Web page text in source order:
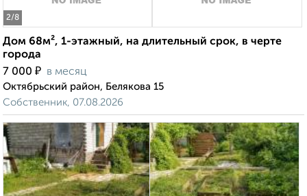
2/8
Дом 68м², 1-этажный, на длительный срок, в черте
города
7 000 ₽ в месяц
Октябрьский район, Белякова 15
Собственник, 07.08.2026